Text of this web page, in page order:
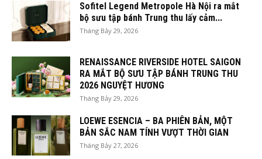
Sofitel Legend Metropole Hà Nội ra mắt
bộ sưu tập bánh Trung thu lấy cảm...
Tháng Bảy 29, 2026
RENAISSANCE RIVERSIDE HOTEL SAIGON
RA MẮT BỘ SƯU TẬP BÁNH TRUNG THU
2026 NGUYỆT HƯƠNG
Tháng Bảy 29, 2026
LOEWE ESENCIA – BA PHIÊN BẢN, MỘT
BẢN SẮC NAM TÍNH VƯỢT THỜI GIAN
Tháng Bảy 27, 2026